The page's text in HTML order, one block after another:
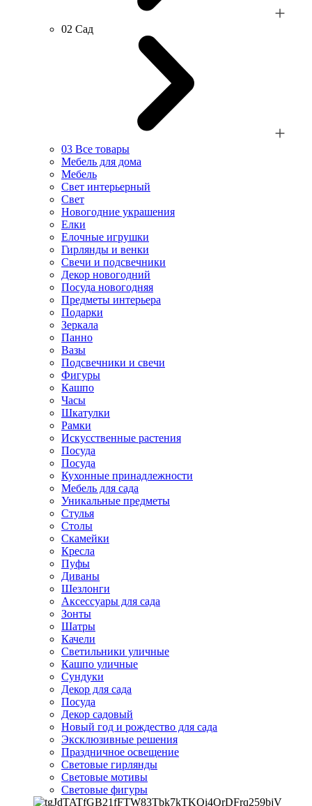
02 Сад
03 Все товары
Мебель для дома
Мебель
Свет интерьерный
Свет
Новогодние украшения
Елки
Елочные игрушки
Гирлянды и венки
Свечи и подсвечники
Декор новогодний
Посуда новогодняя
Предметы интерьера
Подарки
Зеркала
Панно
Вазы
Подсвечники и свечи
Фигуры
Кашпо
Часы
Шкатулки
Рамки
Искусственные растения
Посуда
Посуда
Кухонные принадлежности
Мебель для сада
Уникальные предметы
Стулья
Столы
Скамейки
Кресла
Пуфы
Диваны
Шезлонги
Аксессуары для сада
Зонты
Шатры
Качели
Cветильники уличные
Кашпо уличные
Сундуки
Декор для сада
Посуда
Декор садовый
Новый год и рождество для сада
Эксклюзивные решения
Праздничное освещение
Световые гирлянды
Световые мотивы
Световые фигуры